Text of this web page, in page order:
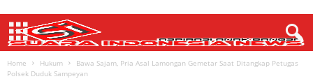
Home Hukum
Bawa Sajam, Pria Asal Lamongan Gemetar Saat Ditangkap Petugas
Polsek Duduk Sampeyan